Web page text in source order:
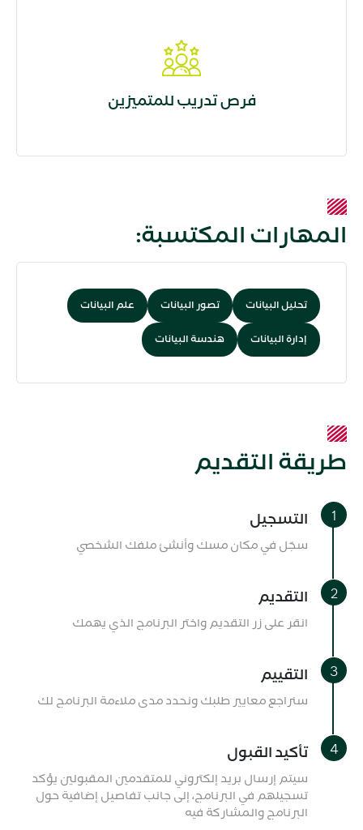
فرص تدريب للمتميزين
المهارات المكتسبة:
تحليل البيانات تصور البيانات علم البيانات
إدارة البيانات هندسة البيانات
طريقة التقديم
التسجيل
سجّل في مكان مسك وأنشئ ملفك الشخصي
التقديم
انقر على زر التقديم واختر البرنامج الذي يهمك
التقييم
سنراجع معايير طلبك ونحدد مدى ملاءمة البرنامج لك
تأكيد القبول
سيتم إرسال بريد إلكتروني للمتقدمين المقبولين يؤكد
تسجيلهم في البرنامج، إلى جانب تفاصيل إضافية حول
البرنامج والمشاركة فيه